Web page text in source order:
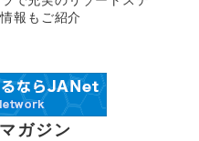
報もご紹介
ガジン